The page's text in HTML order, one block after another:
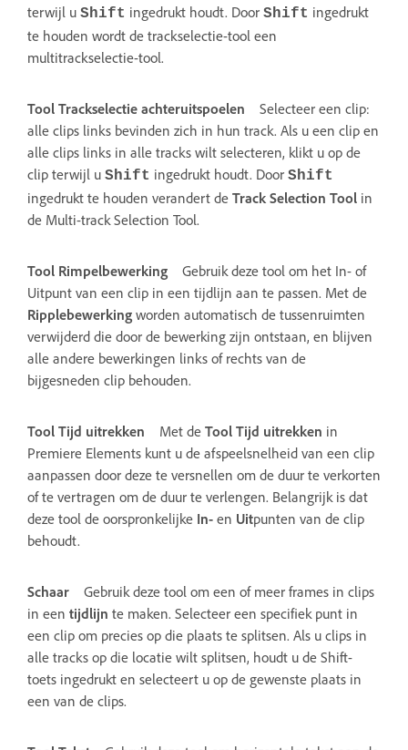
terwijl u Shift ingedrukt houdt. Door Shift ingedrukt
te houden wordt de trackselectie-tool een
multitrackselectie-tool.
Tool Trackselectie achteruitspoelen
Selecteer een clip:
alle clips links bevinden zich in hun track. Als u een clip en
alle clips links in alle tracks wilt selecteren, klikt u op de
clip terwijl u Shift ingedrukt houdt. Door Shift
ingedrukt te houden verandert de Track Selection Tool in
de Multi-track Selection Tool.
Tool Rimpelbewerking
Gebruik deze tool om het In- of
Uitpunt van een clip in een tijdlijn aan te passen. Met de
Ripplebewerking worden automatisch de tussenruimten
verwijderd die door de bewerking zijn ontstaan, en blijven
alle andere bewerkingen links of rechts van de
bijgesneden clip behouden.
Tool Tijd uitrekken Met de Tool Tijd uitrekken in
Premiere Elements kunt u de afspeelsnelheid van een clip
aanpassen door deze te versnellen om de duur te verkorten
of te vertragen om de duur te verlengen. Belangrijk is dat
deze tool de oorspronkelijke In- en Uitpunten van de clip
behoudt.
Schaar
Gebruik deze tool om een of meer frames in clips
in een tijdlijn te maken. Selecteer een specifiek punt in
een clip om precies op die plaats te splitsen. Als u clips in
alle tracks op die locatie wilt splitsen, houdt u de Shift-
toets ingedrukt en selecteert u op de gewenste plaats in
een van de clips.